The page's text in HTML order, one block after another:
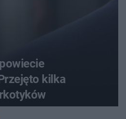
kilka